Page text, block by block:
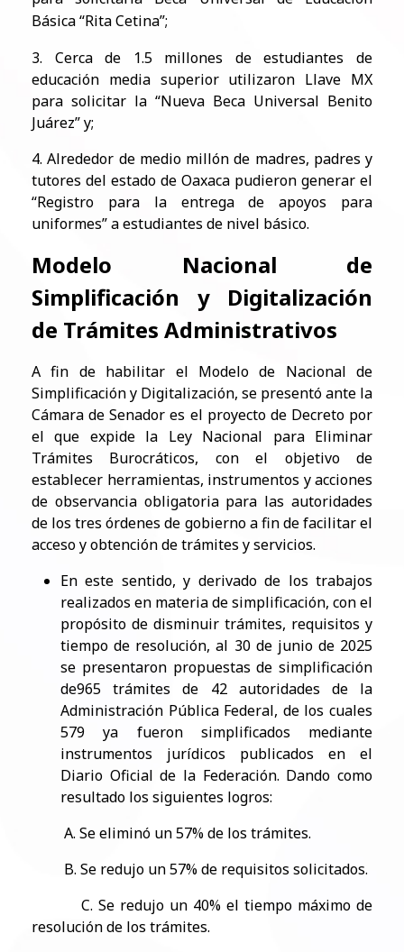
Básica “Rita Cetina”;
3. Cerca de 1.5 millones de estudiantes de
educación media superior utilizaron Llave MX
para solicitar la “Nueva Beca Universal Benito
Juárez” y;
4. Alrededor de medio millón de madres, padres y
tutores del estado de Oaxaca pudieron generar el
“Registro para la entrega de apoyos para
uniformes” a estudiantes de nivel básico.
Modelo Nacional de
Simplificación y Digitalización
de Trámites Administrativos
A fin de habilitar el Modelo de Nacional de
Simplificación y Digitalización, se presentó ante la
Cámara de Senador es el proyecto de Decreto por
el que expide la Ley Nacional para Eliminar
Trámites Burocráticos, con el objetivo de
establecer herramientas, instrumentos y acciones
de observancia obligatoria para las autoridades
de los tres órdenes de gobierno a fin de facilitar el
acceso y obtención de trámites y servicios.
En este sentido, y derivado de los trabajos
realizados en materia de simplificación, con el
propósito de disminuir trámites, requisitos y
tiempo de resolución, al 30 de junio de 2025
se presentaron propuestas de simplificación
de965 trámites de 42 autoridades de la
Administración Pública Federal, de los cuales
579 ya fueron simplificados mediante
instrumentos jurídicos publicados en el
Diario Oficial de la Federación. Dando como
resultado los siguientes logros:
A. Se eliminó un 57% de los trámites.
B. Se redujo un 57% de requisitos solicitados.
C. Se redujo un 40% el tiempo máximo de
resolución de los trámites.